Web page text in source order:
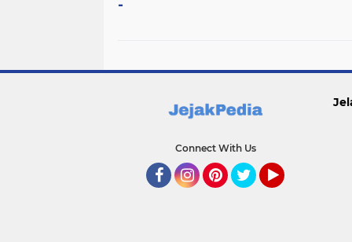
-
Connect With Us